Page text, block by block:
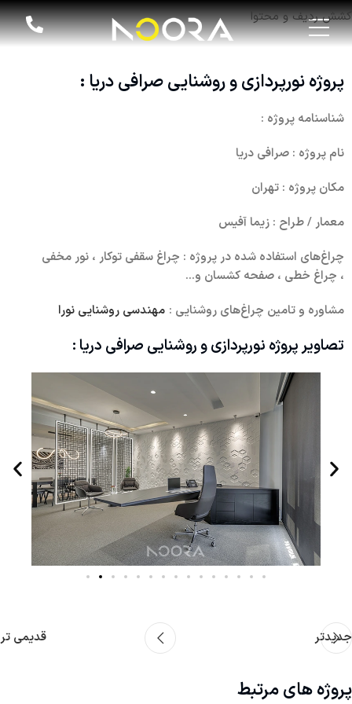
کشش ردیف و محتوا
پروژه نورپردازی و روشنایی صرافی دریا :
شناسنامه پروژه :
نام پروژه : صرافی دریا
مکان پروژه : تهران
معمار / طراح : زیما آفیس
چراغ‌های استفاده شده در پروژه : چراغ سقفی توکار ، نور مخفی
، چراغ خطی ، صفحه کشسان و...
مشاوره و تامین چراغ‌های روشنایی : مهندسی روشنایی نورا
تصاویر پروژه نورپردازی و روشنایی صرافی دریا :
جدیدتر قدیمی تر
پروژه های مرتبط